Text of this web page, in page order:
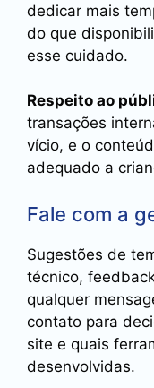
dedicar mais
do que
esse cuidado.
Respeito ao
transações
vício, e o
adequado a
Fale com a
Sugestões de
técnico,
qualquer
contato para
site e quais
desenvolvidas.